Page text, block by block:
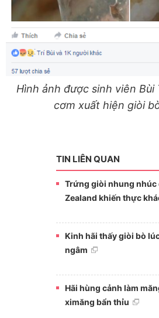
Hình ảnh được sinh viên Bùi
cơm xuất hiện giòi
TIN LIÊN QUAN
Trứng giòi nhung nhúc
Zealand khiến thực
Kinh hãi thấy giòi bò
ngâm
Hãi hùng cảnh làm
ximăng bẩn thỉu